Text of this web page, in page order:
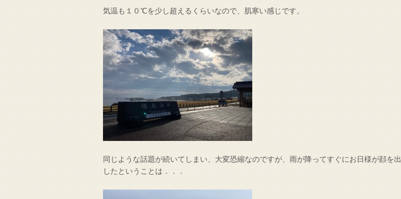
気温も１０℃を少し超えるくらいなので、肌寒い感じです。
同じような話題が続いてしまい、大変恐縮なのですが、雨が降ってすぐにお日様が顔を出
したということは．．．